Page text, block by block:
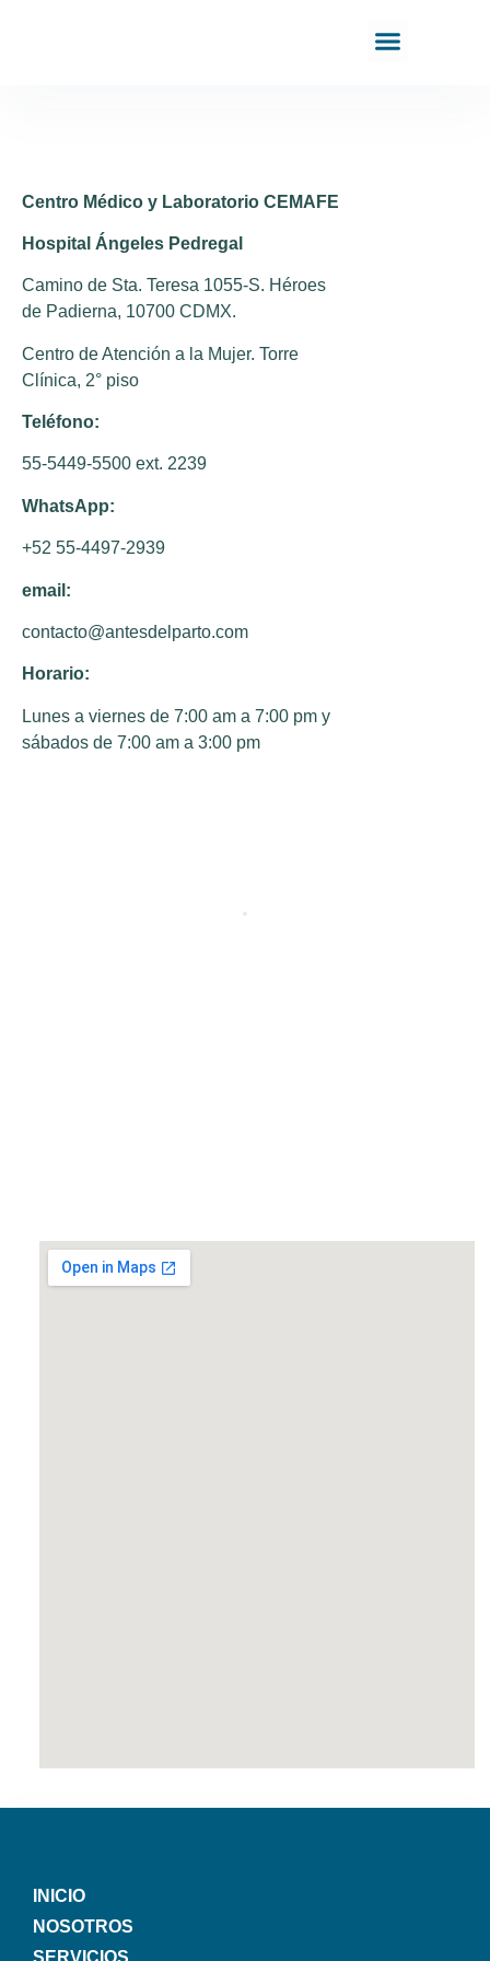
Centro Médico y Laboratorio CEMAFE
Hospital Ángeles Pedregal
Camino de Sta. Teresa 1055-S. Héroes
de Padierna, 10700 CDMX.
Centro de Atención a la Mujer. Torre
Clínica, 2° piso
Teléfono:
55-5449-5500 ext. 2239
WhatsApp:
+52 55-4497-2939
email:
contacto@antesdelparto.com
Horario:
Lunes a viernes de 7:00 am a 7:00 pm y
sábados de 7:00 am a 3:00 pm
INICIO
NOSOTROS